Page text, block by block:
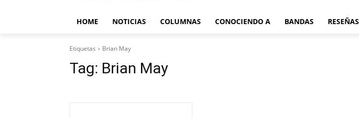
HOME NOTICIAS COLUMNAS CONOCIENDO A BANDAS RESEÑAS
Etiquetas Brian May
Tag: Brian May